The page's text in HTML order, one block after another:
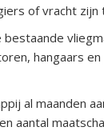
of vracht zijn
hangaars
al maanden
aantal